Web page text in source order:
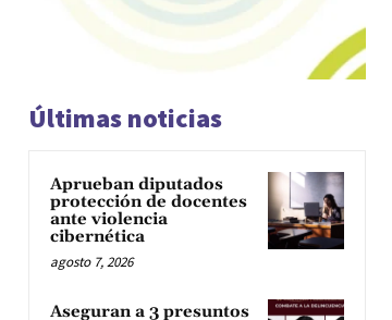
Últimas noticias
Aprueban diputados
protección de docentes
ante violencia
cibernética
agosto 7, 2026
Aseguran a 3 presuntos